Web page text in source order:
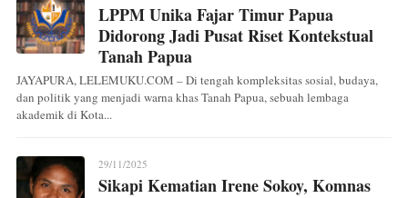
LPPM Unika Fajar Timur Papua
Didorong Jadi Pusat Riset Kontekstual
Tanah Papua
JAYAPURA, LELEMUKU.COM – Di tengah kompleksitas sosial, budaya,
dan politik yang menjadi warna khas Tanah Papua, sebuah lembaga
akademik di Kota...
29/11/2025
Sikapi Kematian Irene Sokoy, Komnas